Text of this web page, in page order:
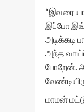
“இவரை
இப்போ
அடிக்கடி
அந்த
போறேன்.
மாமன்